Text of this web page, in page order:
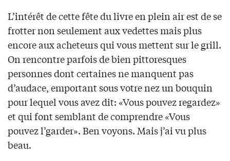
L’intérêt de cette fête du livre en plein air est de se
frotter non seulement aux vedettes mais plus
encore aux acheteurs qui vous mettent sur le grill.
On rencontre parfois de bien pittoresques
personnes dont certaines ne manquent pas
d’audace, emportant sous votre nez un bouquin
pour lequel vous avez dit: «Vous pouvez regardez»
et qui font semblant de comprendre «Vous
pouvez l’garder». Ben voyons. Mais j’ai vu plus
beau.